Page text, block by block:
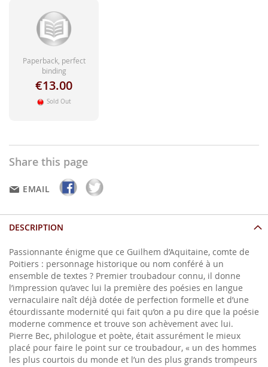
Paperback, perfect
binding
€13.00
Sold Out
Share this page
EMAIL
DESCRIPTION
Passionnante énigme que ce Guilhem d’Aquitaine, comte de
Poitiers : personnage historique ou nom conféré à un
ensemble de textes ? Premier troubadour connu, il donne
l’impression qu’avec lui la première des poésies en langue
vernaculaire naît déjà dotée de perfection formelle et d’une
étourdissante modernité qui fait qu’on a pu dire que la poésie
moderne commence et trouve son achèvement avec lui.
Pierre Bec, philologue et poète, était assurément le mieux
placé pour faire le point sur ce troubadour, « un des hommes
les plus courtois du monde et l’un des plus grands trompeurs